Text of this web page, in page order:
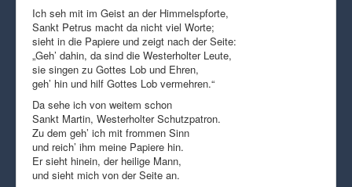
Ich seh mit im Geist an der Himmelspforte,
Sankt Petrus macht da nicht viel Worte;
sieht in die Papiere und zeigt nach der Seite:
„Geh’ dahin, da sind die Westerholter Leute,
sie singen zu Gottes Lob und Ehren,
geh’ hin und hilf Gottes Lob vermehren.“
Da sehe ich von weitem schon
Sankt Martin, Westerholter Schutzpatron.
Zu dem geh’ ich mit frommen Sinn
und reich’ ihm meine Papiere hin.
Er sieht hinein, der heilige Mann,
und sieht mich von der Seite an.